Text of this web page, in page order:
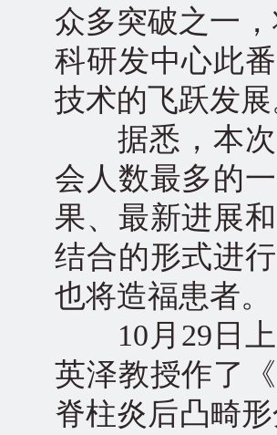
众多突破之一
科研发中心此
技术的飞跃发展
据悉，本次
会人数最多的
果、最新进展
结合的形式进
也将造福患者。
10月29日上
英泽教授作了
脊柱炎后凸畸